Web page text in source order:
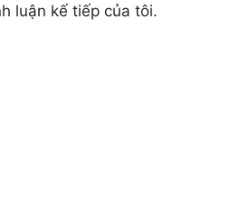
luận kế tiếp của tôi.